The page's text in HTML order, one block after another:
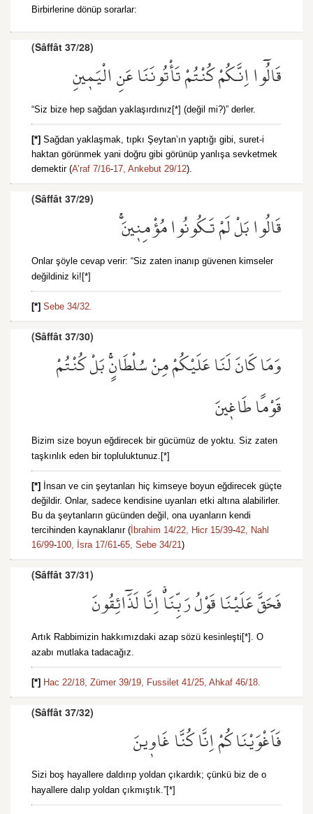
Birbirlerine dönüp sorarlar:
(Sâffât 37/28)
قَالُٓوا اِنَّكُمْ كُنْتُمْ تَأْتُونَنَا عَنِ الْيَم۪ينِ
“Siz bize hep sağdan yaklaşırdınız[*] (değil mi?)” derler.
[*] Sağdan yaklaşmak, tıpkı Şeytan’ın yaptığı gibi, suret-i
haktan görünmek yani doğru gibi görünüp yanlışa sevketmek
demektir (A’raf 7/16-17, Ankebut 29/12).
(Sâffât 37/29)
قَالُوا بَلْ لَمْ تَكُونُوا مُؤْمِن۪ينَۚ
Onlar şöyle cevap verir: “Siz zaten inanıp güvenen kimseler
değildiniz ki![*]
[*] Sebe 34/32.
(Sâffât 37/30)
وَمَا كَانَ لَنَا عَلَيْكُمْ مِنْ سُلْطَانٍۚ بَلْ كُنْتُمْ
قَوْمًا طَاغ۪ينَ
Bizim size boyun eğdirecek bir gücümüz de yoktu. Siz zaten
taşkınlık eden bir topluluktunuz.[*]
[*]
İnsan ve cin şeytanları hiç kimseye boyun eğdirecek güçte
değildir. Onlar, sadece kendisine uyanları etki altına alabilirler.
Bu da şeytanların gücünden değil, ona uyanların kendi
tercihinden kaynaklanır ( İbrahim 14/22, Hicr 15/39-42, Nahl
16/99-100, İsra 17/61-65, Sebe 34/21)
(Sâffât 37/31)
فَحَقَّ عَلَيْنَا قَوْلُ رَبِّنَاۗ اِنَّا لَذَٓائِقُونَ
Artık Rabbimizin hakkımızdaki azap sözü kesinleşti[*]. O
azabı mutlaka tadacağız.
[*] Hac 22/18, Zümer 39/19, Fussilet 41/25, Ahkaf 46/18.
(Sâffât 37/32)
فَاَغْوَيْنَاكُمْ اِنَّا كُنَّا غَاو۪ينَ
Sizi boş hayallere daldırıp yoldan çıkardık; çünkü biz de o
hayallere dalıp yoldan çıkmıştık.”[*]